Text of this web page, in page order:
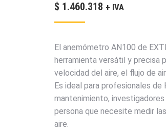
$ 1.460.318 + IVA
El anemómetro AN100 de
herramienta versátil y precisa
velocidad del aire, el flujo de
Es ideal para profesionales de
mantenimiento, investigadores
persona que necesite medir
aire.